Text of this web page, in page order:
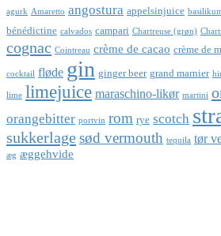
agurk Amaretto angostura appelsinjuice
bénédictine calvados campari Chartreuse (grøn)
cognac Cointreau crème de cacao crème de
cocktail fløde gin ginger beer grand marnier
lime limejuice maraschino-likør martini
orangebitter portvin rom rye scotch
sukkerlagesød vermouth tequila tør
æg æggehvide